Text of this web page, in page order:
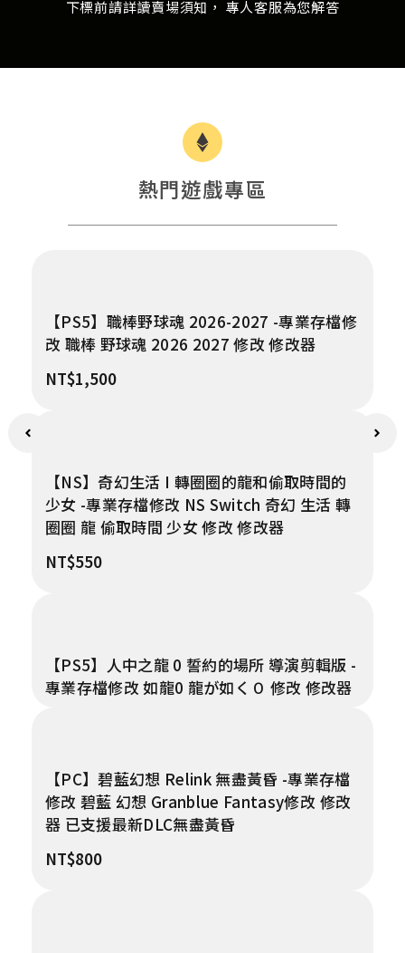
下標前請詳讀賣場須知， 專人客服為您解答
熱門遊戲專區
【PS5】職棒野球魂 2026-2027 -專業存檔修
改 職棒 野球魂 2026 2027 修改 修改器
NT$1,500
【NS】奇幻生活 I 轉圈圈的龍和偷取時間的
少女 -專業存檔修改 NS Switch 奇幻 生活 轉
圈圈 龍 偷取時間 少女 修改 修改器
NT$550
【PS5】人中之龍 0 誓約的場所 導演剪輯版 -
專業存檔修改 如龍0 龍が如く０ 修改 修改器
【PC】碧藍幻想 Relink 無盡黃昏 -專業存檔
修改 碧藍 幻想 Granblue Fantasy修改 修改
器 已支援最新DLC無盡黃昏
NT$800